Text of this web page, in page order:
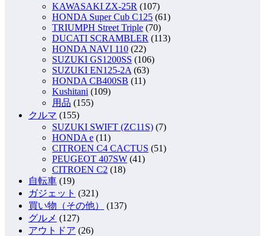
KAWASAKI ZX-25R (107)
HONDA Super Cub C125 (61)
TRIUMPH Street Triple (70)
DUCATI SCRAMBLER (113)
HONDA NAVI 110 (22)
SUZUKI GS1200SS (106)
SUZUKI EN125-2A (63)
HONDA CB400SB (11)
Kushitani (109)
用品 (155)
クルマ (155)
SUZUKI SWIFT (ZC11S) (7)
HONDA e (11)
CITROEN C4 CACTUS (51)
PEUGEOT 407SW (41)
CITROEN C2 (18)
自転車 (19)
ガジェット (321)
買い物（その他）
(137)
グルメ (127)
アウトドア (26)